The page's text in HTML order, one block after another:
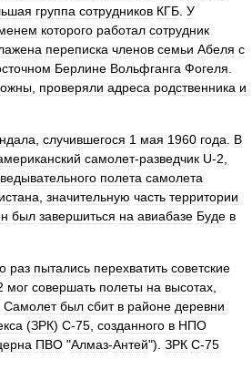
группа сотрудников КГБ У
которого работал сотрудник
переписка членов семьи Абеля с
Берлине Вольфганга Фогеля
проверяли адреса родственника и
случившегося 1 мая 1960 года
В
самолет-разведчик U-2
полета самолета
значительную часть территории
был завершиться на авиабазе Буде в
раз пытались перехватить советские
мог совершать полеты на высотах
Самолет был сбит в районе деревни
(ЗРК) С-75 созданного в НПО
ПВО "Алмаз-Антей"). ЗРК С-75